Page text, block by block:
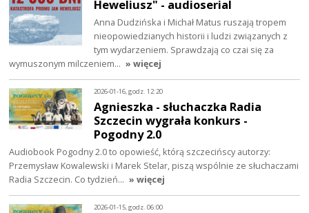
Heweliusz" - audioserial
Anna Dudzińska i Michał Matus ruszają tropem
nieopowiedzianych historii i ludzi związanych z
tym wydarzeniem. Sprawdzają co czai się za
wymuszonym milczeniem… » więcej
2026-01-16, godz. 12:20
Agnieszka - słuchaczka Radia
Szczecin wygrała konkurs -
Pogodny 2.0
Audiobook Pogodny 2.0 to opowieść, którą szczecińscy autorzy:
Przemysław Kowalewski i Marek Stelar, piszą wspólnie ze słuchaczami
Radia Szczecin. Co tydzień… » więcej
2026-01-15, godz. 06:00